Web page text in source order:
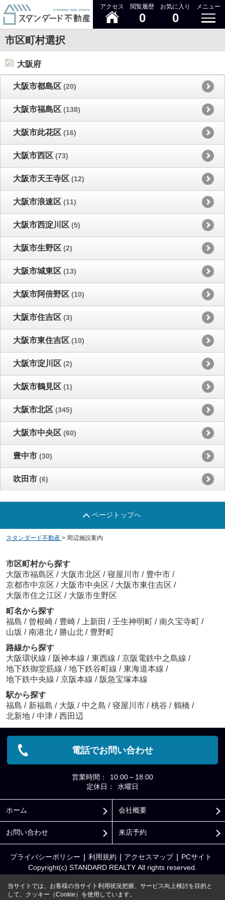
アクセス 閲覧履歴
0
お気に入り
0
メニュー
市区町村選択
大阪府
大阪市都島区 (20)
大阪市福島区 (138)
大阪市此花区 (16)
大阪市西区 (73)
大阪市天王寺区 (12)
大阪市浪速区 (11)
大阪市西淀川区 (5)
大阪市生野区 (2)
大阪市城東区 (13)
大阪市阿倍野区 (10)
大阪市住吉区 (3)
大阪市東住吉区 (10)
大阪市淀川区 (2)
大阪市鶴見区 (1)
大阪市北区 (345)
大阪市中央区 (60)
豊中市 (30)
吹田市 (6)
ページトップへ
スタンダード不動産 > 周辺施設案内
市区町村から探す
大阪市福島区 / 大阪市北区 / 寝屋川市 / 豊中市 /
京都市中京区 / 大阪市中央区 / 大阪市東住吉区 /
大阪市住之江区 / 大阪市生野区
町名から探す
福島 / 曾根崎 / 豊崎 / 上新田 / 壬生神明町 / 南久宝寺町 /
山坂 / 南港北 / 勝山北 / 豊野町
路線から探す
大阪環状線 / 阪神本線 / 東西線 / 京阪電鉄中之島線 /
地下鉄御堂筋線 / 地下鉄谷町線 / 東海道本線 /
地下鉄中央線 / 京阪本線 / 阪急宝塚本線
駅から探す
福島 / 新福島 / 大阪 / 中之島 / 寝屋川市 / 桃谷 / 鶴橋 /
北新地 / 中津 / 西田辺
電話でお問い合わせ
営業時間：
10:00～18:00
定休日：
水曜日
ホーム 会社概要
お問い合わせ 来店予約
プライバシーポリシー 利用規約 アクセスマップ PCサイト
Copyright(c) STANDARD REALTY All rights reserved.
当サイトでは、お客様の当サイト利用状況把握、サービス向上検討を目的と
して、クッキー（Cookie）を使用しています。